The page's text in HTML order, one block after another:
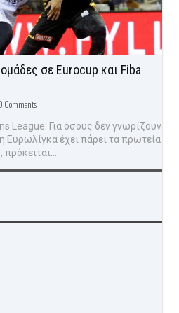
σε Eurocup και Fiba
Comments
League. Για όσους δεν γνωρίζουν
Ευρωλίγκα έχει πάρει τα πρωτεία